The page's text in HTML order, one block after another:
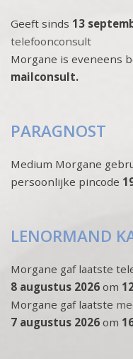
Geeft sinds 13
telefoonconsult
Morgane is eveneens
mailconsult.
PARAGNOST
Medium Morgane
persoonlijke pincode
LENORMAND
Morgane gaf laatste
8 augustus 2026 om
Morgane gaf laatste
7 augustus 2026 om